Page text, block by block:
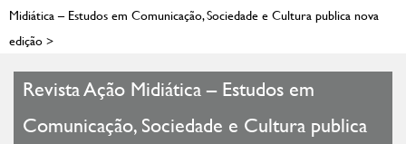
Midiática – Estudos em Comunicação, Sociedade e Cultura publica nova
edição>
Revista Ação Midiática – Estudos em
Comunicação, Sociedade e Cultura publica